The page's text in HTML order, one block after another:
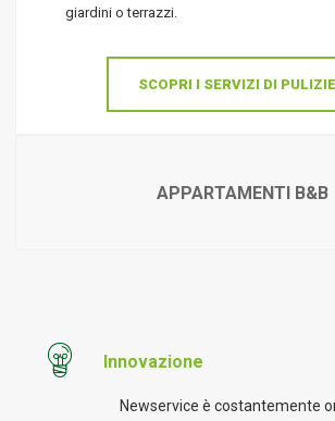
giardini o terrazzi.
SCOPRI I SERVIZI DI PULIZIE
APPARTAMENTI B&B
Innovazione
Newservice è costantemente